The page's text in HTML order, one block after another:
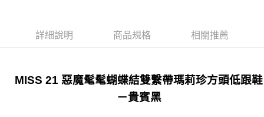
詳細說明 商品規格 相關推薦
MISS 21 惡魔髦髦蝴蝶結雙繫帶瑪莉珍方頭低跟鞋
－貴賓黑